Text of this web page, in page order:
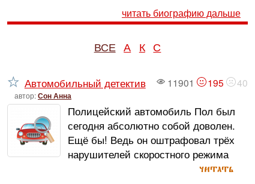
читать биографию дальше
ВСЕ А К С
11901 195 40
Автомобильный детектив
автор:Сон Анна
Полицейский автомобиль Пол был
сегодня абсолютно собой доволен.
Ещё бы! Ведь он оштрафовал трёх
нарушителей скоростного режима
читать